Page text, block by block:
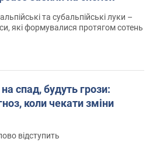
та субальпійські луки –
протягом сотень
спад, будуть грози:
коли чекати зміни
відступить